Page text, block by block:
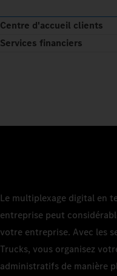
Centre d'accueil clients
Services financiers
Le multiplexage digital en
entreprise peut
votre entreprise. Avec les
Trucks, vous organisez
administratifs de manière